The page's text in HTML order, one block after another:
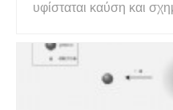
υφίσταται καύση και
μαύρου χρώματος.
περισσότερα από αυτό.
άνθρακα μαύρες και το